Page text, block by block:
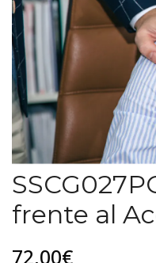
frente al
72,00€